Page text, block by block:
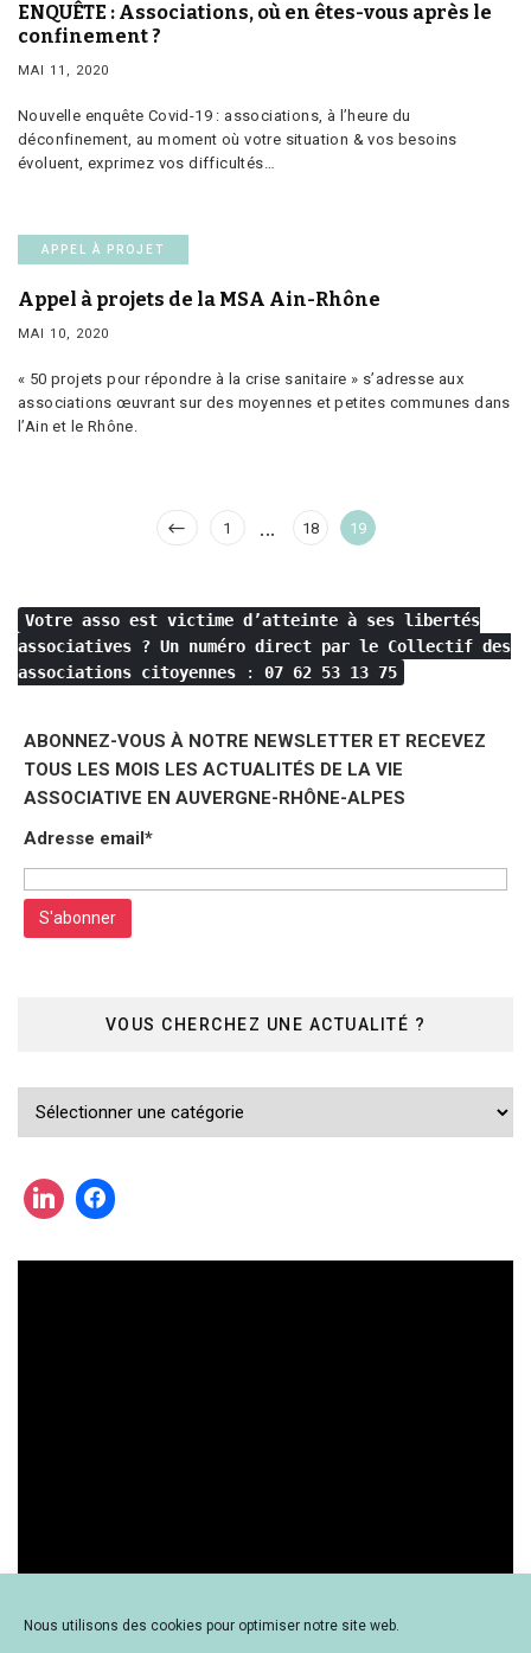
Nous utilisons des cookies pour optimiser notre site web.
ENQUÊTE : Associations, où en êtes-vous après le
confinement ?
MAI 11, 2020
Nouvelle enquête Covid-19 : associations, à l’heure du
déconfinement, au moment où votre situation & vos besoins
évoluent, exprimez vos difficultés…
APPEL À PROJET
Appel à projets de la MSA Ain-Rhône
MAI 10, 2020
« 50 projets pour répondre à la crise sanitaire » s’adresse aux
associations œuvrant sur des moyennes et petites communes dans
l’Ain et le Rhône.
Pagination
Page
1 … Page
18 Page
19
Votre asso est victime d’atteinte à ses libertés
associatives ? Un numéro direct par le Collectif des
associations citoyennes : 07 62 53 13 75
ABONNEZ-VOUS À NOTRE NEWSLETTER ET RECEVEZ
TOUS LES MOIS LES ACTUALITÉS DE LA VIE
ASSOCIATIVE EN AUVERGNE-RHÔNE-ALPES
Adresse email*
VOUS CHERCHEZ UNE ACTUALITÉ ?
Vous
actualité
?